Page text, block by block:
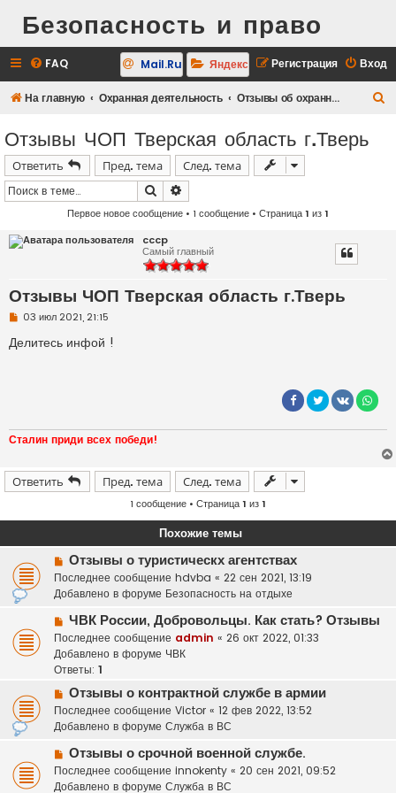
Безопасность и право
FAQ Вход
Регистрация
Mail.Ru Яндекс
На главную Охранная деятельность Отзывы об охранных предприятиях
Отзывы ЧОП Тверская область г.Тверь
Ответить Пред. тема
След. тема
Поиск
Первое новое сообщение • 1 сообщение • Страница1 из1
cccp
Самый главный
Отзывы ЧОП Тверская область г.Тверь
Н
п
р
н
о
о
о
е
и
03 июл 2021, 21:15
Делитесь инфой !
Сталин приди всех победи!
Ответить Пред. тема След. тема
1 сообщение • Страница1 из1
Похожие темы
Н
о
в
е
с
о
о
б
щ
е
н
и
е
Отзывы о туристическх агентствах
Последнее сообщение hdvba « 22 сен 2021, 13:19
Добавлено в форуме Безопасность на отдыхе
Н
о
в
о
с
о
о
б
щ
е
ЧВК России, Добровольцы. Как стать? Отзывы
Последнее сообщение admin « 26 окт 2022, 01:33
Добавлено в форуме ЧВК
Ответы: 1
Н
о
в
е
с
о
Отзывы о контрактной службе в армии
Последнее сообщение Victor « 12 фев 2022, 13:52
Добавлено в форуме Служба в ВС
Н
о
в
Отзывы о срочной военной службе.
Последнее сообщение innokenty « 20 сен 2021, 09:52
Добавлено в форуме Служба в ВС